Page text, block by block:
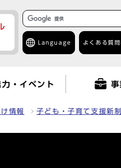
Language よくある質問
力・イベント 事
情報 子ども・子育て支援新